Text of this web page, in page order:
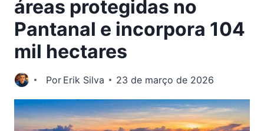
áreas protegidas no
Pantanal e incorpora 104
mil hectares
Por Erik Silva 23 de março de 2026